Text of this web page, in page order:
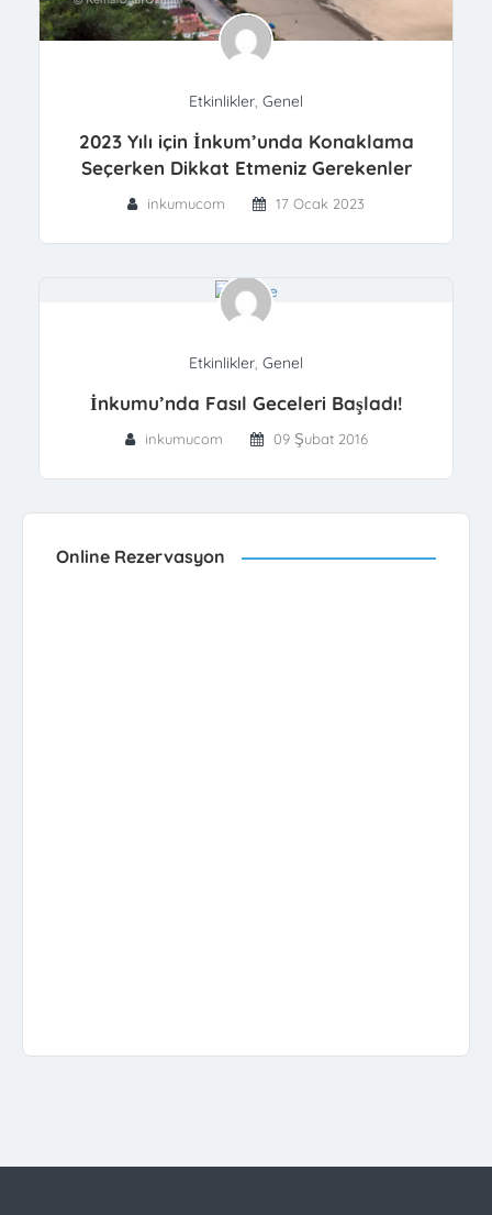
Etkinlikler, Genel
2023 Yılı için İnkum’unda Konaklama
Seçerken Dikkat Etmeniz Gerekenler
inkumucom 17 Ocak 2023
Etkinlikler, Genel
İnkumu’nda Fasıl Geceleri Başladı!
inkumucom 09 Şubat 2016
Online Rezervasyon